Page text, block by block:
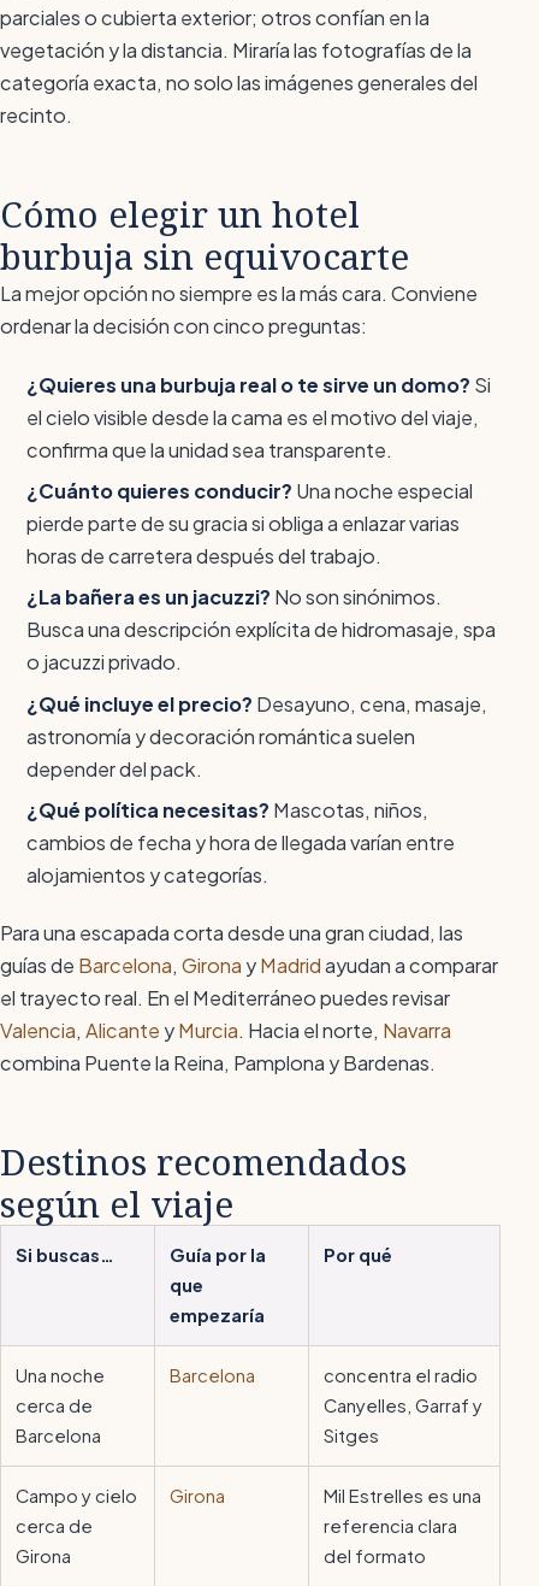
parciales o cubierta exterior; otros confían en la
vegetación y la distancia. Miraría las fotografías de la
categoría exacta, no solo las imágenes generales del
recinto.
Cómo elegir un hotel
burbuja sin equivocarte
La mejor opción no siempre es la más cara. Conviene
ordenar la decisión con cinco preguntas:
¿Quieres una burbuja real o te sirve un domo? Si
el cielo visible desde la cama es el motivo del viaje,
confirma que la unidad sea transparente.
¿Cuánto quieres conducir? Una noche especial
pierde parte de su gracia si obliga a enlazar varias
horas de carretera después del trabajo.
¿La bañera es un jacuzzi? No son sinónimos.
Busca una descripción explícita de hidromasaje, spa
o jacuzzi privado.
¿Qué incluye el precio? Desayuno, cena, masaje,
astronomía y decoración romántica suelen
depender del pack.
¿Qué política necesitas? Mascotas, niños,
cambios de fecha y hora de llegada varían entre
alojamientos y categorías.
Para una escapada corta desde una gran ciudad, las
guías de Barcelona, Girona yMadridayudan a comparar
el trayecto real. En el Mediterráneo puedes revisar
Valencia, Alicante yMurcia. Hacia el norte, Navarra
combina Puente la Reina, Pamplona y Bardenas.
Destinos recomendados
según el viaje
Si buscas…
Guía por la
que
empezaría
Por qué
Una noche
cerca de
Barcelona
Barcelona
concentra el radio
Canyelles, Garraf y
Sitges
Campo y cielo
cerca de
Girona
Girona
Mil Estrelles es una
referencia clara
del formato